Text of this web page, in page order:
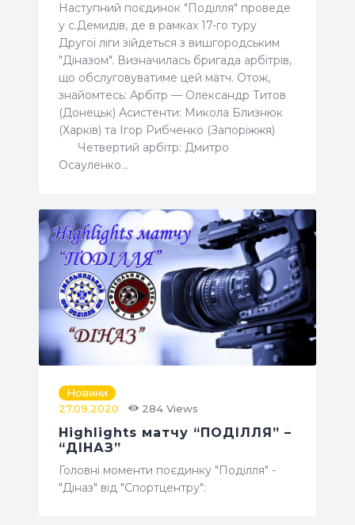
Наступний поєдинок "Поділля" проведе
у с.Демидів, де в рамках 17-го туру
Другої ліги зійдеться з вишгородським
"Діназом". Визначилась бригада арбітрів,
що обслуговуватиме цей матч. Отож,
знайомтесь: Арбітр — Олександр Титов
(Донецьк) Асистенти: Микола Близнюк
(Харків) та Ігор Рибченко (Запоріжжя)
Четвертий арбітр: Дмитро
Осауленко…
Новини
27.09.2020
284 Views
Highlights матчу “ПОДІЛЛЯ” –
“ДІНАЗ”
Головні моменти поєдинку "Поділля" -
"Діназ" від "Спортцентру":